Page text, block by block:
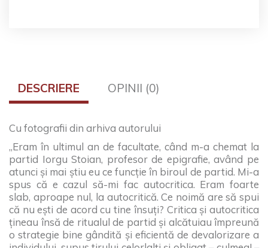
DESCRIERE OPINII (0)
Cu fotografii din arhiva autorului
„Eram în ultimul an de facultate, când m-a chemat la
partid Iorgu Stoian, profesor de epigrafie, având pe
atunci și mai ştiu eu ce funcţie în biroul de partid. Mi-a
spus că e cazul să-mi fac autocritica. Eram foarte
slab, aproape nul, la autocritică. Ce noimă are să spui
că nu eşti de acord cu tine însuţi? Critica şi autocritica
ţineau însă de ritualul de partid şi alcătuiau împreună
o strategie bine gândită şi eficientă de devalorizare a